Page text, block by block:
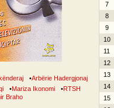
•Arbërie Hadergjonaj
•Mariza Ikonomi •RTSH
Braho
7
8
9
10
11
12
13
14
15